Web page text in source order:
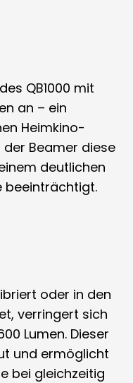
QB1000 mit
an – ein
Heimkino-
der Beamer diese
deutlichen
beeinträchtigt.
oder in den
verringert sich
Lumen. Dieser
und ermöglicht
bei gleichzeitig